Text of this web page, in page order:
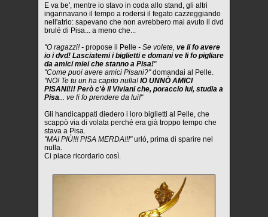
E va be', mentre io stavo in coda allo stand, gli altri
ingannavano il tempo a rodersi il fegato cazzeggiando
nell'atrio: sapevano che non avrebbero mai avuto il dvd
brulé di Pisa... a meno che...
"O ragazzi! - propose il Pelle - Se volete, ve li fo avere
io i dvd! Lasciatemi i biglietti e domani ve li fo pigliare
da amici miei che stanno a Pisa!"
"Come puoi avere amici Pisani?"domandai al Pelle.
"NO! Te tu un ha capito nulla!IO UNNÒ AMICI
PISANI!!! Però c'è il Viviani che, poraccio lui, studia a
Pisa ... ve li fo prendere da lui!"
Gli handicappati diedero i loro biglietti al Pelle, che
scappò via di volata perché era già troppo tempo che
stava a Pisa.
"MAI PIÙ!!! PISA MERDA!!!"urlò, prima di sparire nel
nulla.
Ci piace ricordarlo così.